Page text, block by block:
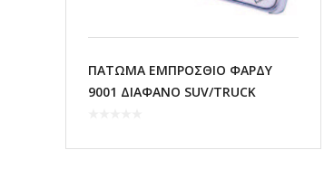
ΠΑΤΩΜΑ ΕΜΠΡΟΣΘΙΟ ΦΑΡΔΥ
9001 ΔΙΑΦΑΝΟ SUV/TRUCK